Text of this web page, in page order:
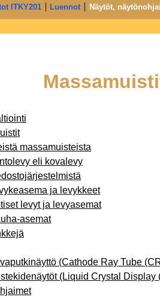
massamuisteista
eli kovalevy
ja levykkeet
levyt ja levyasemat
asemat
(Cathode Ray Tube
(Liquid Crystal Display
- Jyväskylän yliopiston IT-
ITKY201 Luennot Näytöt,